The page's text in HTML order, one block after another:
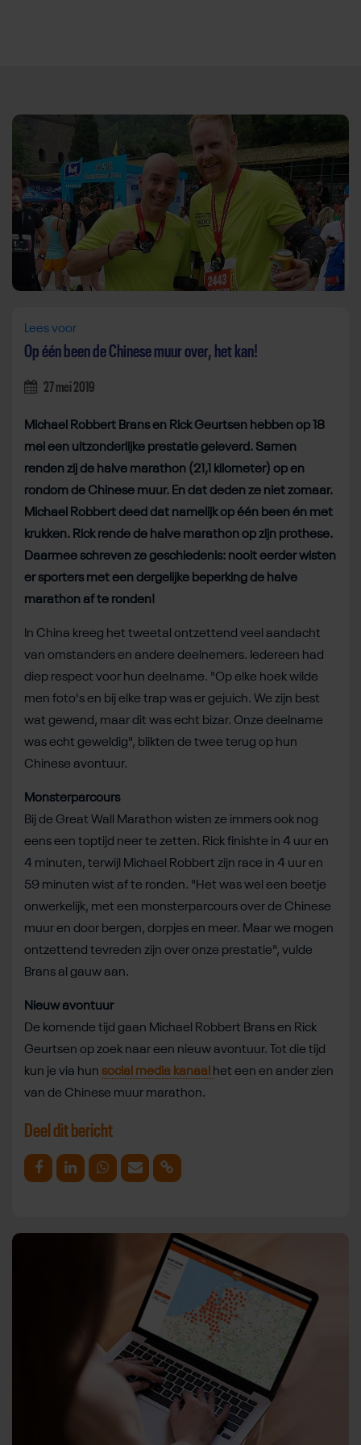
Direct door naar content
Lees voor
Op één been de Chinese muur over, het kan!
27 mei 2019
Michael Robbert Brans en Rick Geurtsen hebben op 18
mei een uitzonderlijke prestatie geleverd. Samen
renden zij de halve marathon (21,1 kilometer) op en
rondom de Chinese muur. En dat deden ze niet zomaar.
Michael Robbert deed dat namelijk op één been én met
krukken. Rick rende de halve marathon op zijn prothese.
Daarmee schreven ze geschiedenis: nooit eerder wisten
er sporters met een dergelijke beperking de halve
marathon af te ronden!
In China kreeg het tweetal ontzettend veel aandacht
van omstanders en andere deelnemers. Iedereen had
diep respect voor hun deelname. "Op elke hoek wilde
men foto's en bij elke trap was er gejuich. We zijn best
wat gewend, maar dit was echt bizar. Onze deelname
was echt geweldig", blikten de twee terug op hun
Chinese avontuur.
Monsterparcours
Bij de Great Wall Marathon wisten ze immers ook nog
eens een toptijd neer te zetten. Rick finishte in 4 uur en
4 minuten, terwijl Michael Robbert zijn race in 4 uur en
59 minuten wist af te ronden. "Het was wel een beetje
onwerkelijk, met een monsterparcours over de Chinese
muur en door bergen, dorpjes en meer. Maar we mogen
ontzettend tevreden zijn over onze prestatie", vulde
Brans al gauw aan.
Nieuw avontuur
De komende tijd gaan Michael Robbert Brans en Rick
Geurtsen op zoek naar een nieuw avontuur. Tot die tijd
kun je via hun social media kanaal het een en ander zien
van de Chinese muur marathon.
Deel dit bericht
Deel op Facebook
Deel op LinkedinDeel op Whatsapp
Mail link Kopieer link